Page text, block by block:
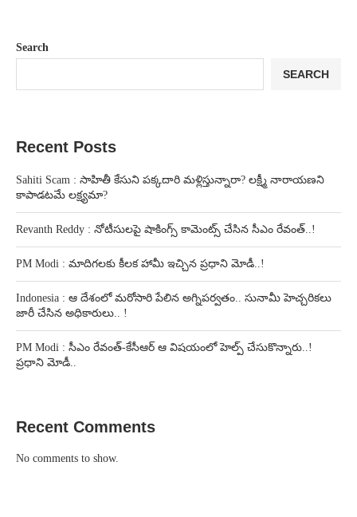
Search
SEARCH
Recent Posts
Sahiti Scam : సాహితీ కేసుని పక్కదారి మళ్లిస్తున్నారా? లక్ష్మీ నారాయణని
కాపాడటమే లక్ష్యమా?
Revanth Reddy : నోటీసులపై షాకింగ్స్ కామెంట్స్ చేసిన సీఎం రేవంత్..!
PM Modi : మాదిగలకు కీలక హామీ ఇచ్చిన ప్రధాని మోడీ..!
Indonesia : ఆ దేశంలో మరోసారి పేలిన అగ్నిపర్వతం.. సునామీ హెచ్చరికలు
జారీ చేసిన అధికారులు.. !
PM Modi : సీఎం రేవంత్-కేసీఆర్ ఆ విషయంలో హెల్ప్ చేసుకొన్నారు..!
ప్రధాని మోడీ..
Recent Comments
No comments to show.